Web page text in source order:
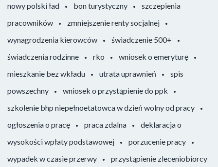
nowy polski ład bon turystyczny
szczepienia
pracowników
zmniejszenie renty socjalnej
wynagrodzenia kierowców
świadczenie 500+
świadczenia rodzinne
rko
wniosek o emeryturę
mieszkanie bez wkładu
utrata uprawnień
spis
powszechny
wniosek o przystąpienie do ppk
szkolenie bhp niepełnoetatowca w dzień wolny od pracy
ogłoszenia o pracę
praca zdalna
deklaracja o
wysokości wpłaty podstawowej
porzucenie pracy
wypadek w czasie przerwy
przystąpienie zleceniobiorcy